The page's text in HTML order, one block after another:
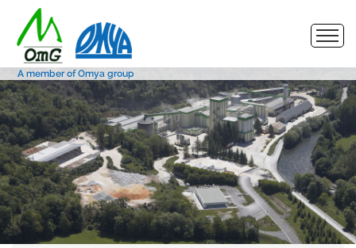
Site de production
Nos produits
Marchés
Photos